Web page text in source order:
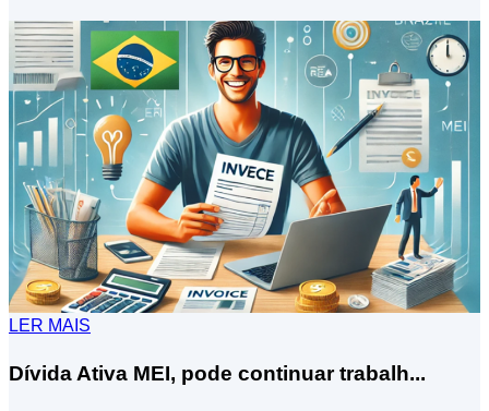
LER MAIS
Dívida Ativa MEI, pode continuar trabalh...